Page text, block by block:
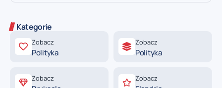
Kategorie
Zobacz
Polityka
Zobacz
Polityka
Zobacz Zobacz